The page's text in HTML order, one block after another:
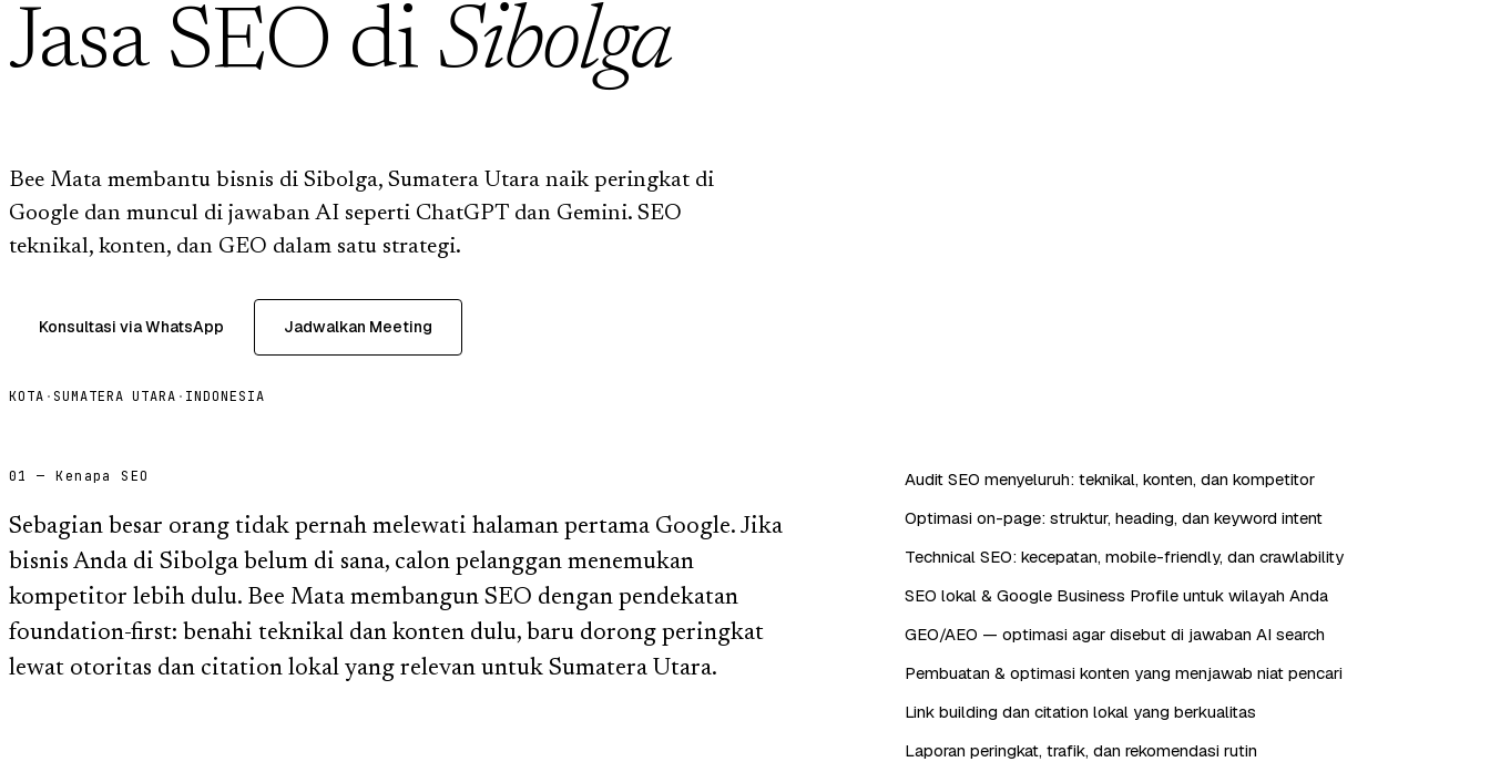
Jasa SEO di Sibolga
Bee Mata membantu bisnis di Sibolga, Sumatera Utara naik peringkat di
Google dan muncul di jawaban AI seperti ChatGPT dan Gemini. SEO
teknikal, konten, dan GEO dalam satu strategi.
Konsultasi via WhatsApp Jadwalkan Meeting
KOTA · SUMATERA UTARA · INDONESIA
01 — Kenapa SEO
Sebagian besar orang tidak pernah melewati halaman pertama Google. Jika
bisnis Anda di Sibolga belum di sana, calon pelanggan menemukan
kompetitor lebih dulu. Bee Mata membangun SEO dengan pendekatan
foundation-first: benahi teknikal dan konten dulu, baru dorong peringkat
lewat otoritas dan citation lokal yang relevan untuk Sumatera Utara.
Audit SEO menyeluruh: teknikal, konten, dan kompetitor
Optimasi on-page: struktur, heading, dan keyword intent
Technical SEO: kecepatan, mobile-friendly, dan crawlability
SEO lokal & Google Business Profile untuk wilayah Anda
GEO/AEO — optimasi agar disebut di jawaban AI search
Pembuatan & optimasi konten yang menjawab niat pencari
Link building dan citation lokal yang berkualitas
Laporan peringkat, trafik, dan rekomendasi rutin